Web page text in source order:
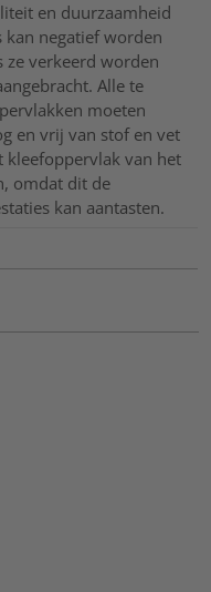
en duurzaamheid
kan negatief worden
ze verkeerd worden
Alle te
moeten
en vrij van stof en vet
kleefoppervlak van het
omdat dit de
kan aantasten.